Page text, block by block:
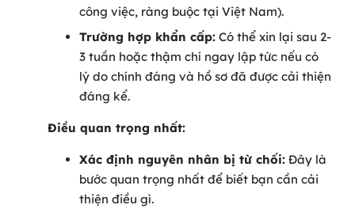
công việc, ràng buộc tại Việt Nam).
Trường hợp khẩn cấp: Có thể xin lại sau 2-
3 tuần hoặc thậm chí ngay lập tức nếu có
lý do chính đáng và hồ sơ đã được cải thiện
đáng kể.
Điều quan trọng nhất:
Xác định nguyên nhân bị từ chối: Đây là
bước quan trọng nhất để biết bạn cần cải
thiện điều gì.